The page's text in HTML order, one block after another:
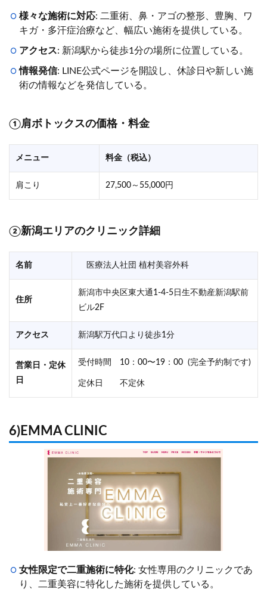
様々な施術に対応: 二重術、鼻・アゴの整形、豊胸、ワ
キガ・多汗症治療など、幅広い施術を提供している。
アクセス: 新潟駅から徒歩1分の場所に位置している。
情報発信: LINE公式ページを開設し、休診日や新しい施
術の情報などを発信している。
①肩ボトックスの価格・料金
メニュー 料金（税込）
肩こり 27,500～55,000円
②新潟エリアのクリニック詳細
名前 医療法人社団 植村美容外科
住所
新潟市中央区東大通1-4-5日生不動産新潟駅前
ビル2F
アクセス 新潟駅万代口より徒歩1分
営業日・定休
日
受付時間 10：00〜19：00 (完全予約制です)
定休日 不定休
6)EMMA CLINIC
女性限定で二重施術に特化: 女性専用のクリニックであ
り、二重美容に特化した施術を提供している。